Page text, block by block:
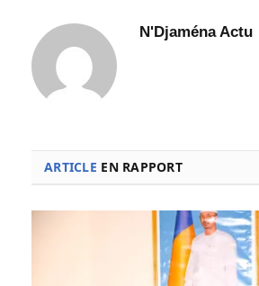
N'Djaména Actu
ARTICLE EN RAPPORT